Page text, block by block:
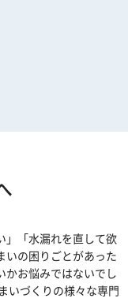
」「水漏れを直して欲
いの困りごとがあった
かお悩みではないでし
いづくりの様々な専門